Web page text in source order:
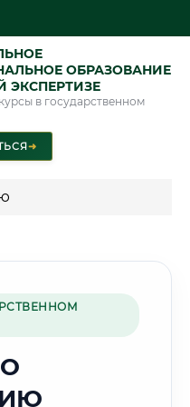
ОБРАЗОВАНИЕ
ЭКСПЕРТИЗЕ
в государственном
➜
"Судебная экспертиза"
"Экспертиза"